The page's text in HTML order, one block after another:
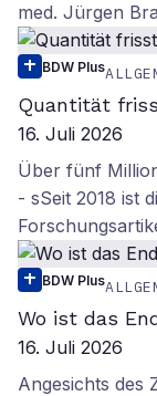
med. Jürgen
BDW Plus
Quantität
16. Juli 2026
Über fünf
- sSeit 2018 ist
BDW Plus
Wo ist das
16. Juli 2026
Angesichts des